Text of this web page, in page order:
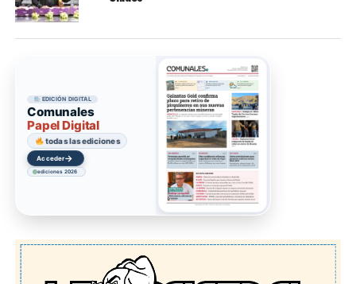
EDICIÓN DIGITAL
Comunales
Papel Digital
todas las ediciones
Acceder→
ediciones 2026